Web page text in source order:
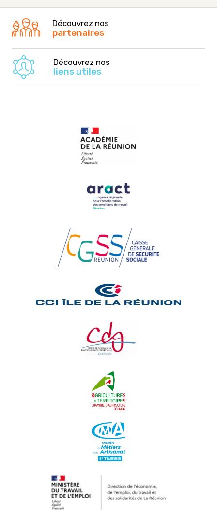
Découvrez nos
partenaires
Découvrez nos
liens utiles